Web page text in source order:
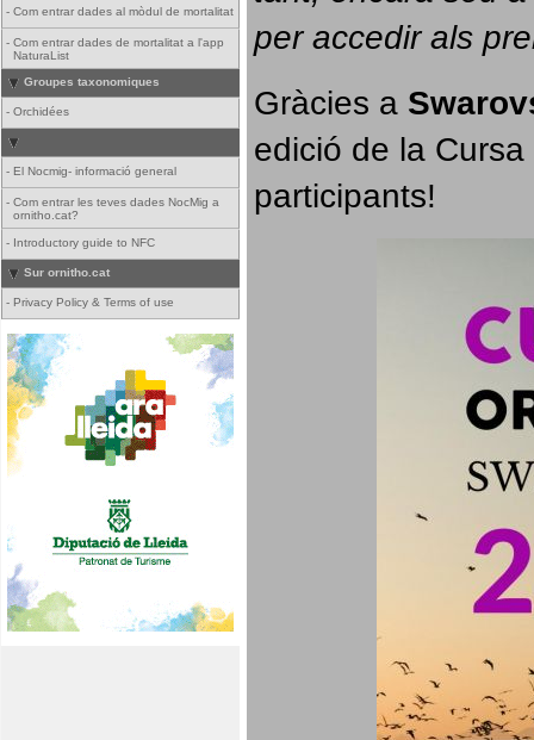
- Com entrar dades al mòdul de mortalitat
- Com entrar dades de mortalitat a l'app
NaturaList
Groupes taxonomiques
- Orchidées
- El Nocmig- informació general
- Com entrar les teves dades NocMig a
ornitho.cat?
- Introductory guide to NFC
Sur ornitho.cat
- Privacy Policy & Terms of use
per accedir als
Gràcies a
edició de la
participants!